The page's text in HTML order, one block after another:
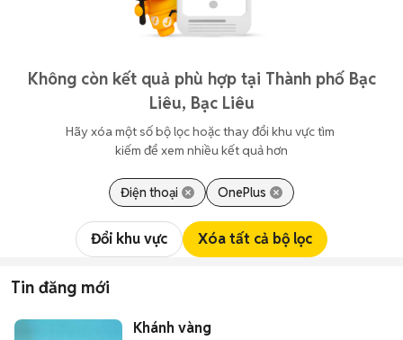
Không còn kết quả phù hợp tại Thành phố Bạc
Liêu, Bạc Liêu
Hãy xóa một số bộ lọc hoặc thay đổi khu vực tìm
kiếm để xem nhiều kết quả hơn
Điện thoại OnePlus
Đổi khu vực Xóa tất cả bộ lọc
Tin đăng mới
Khánh vàng